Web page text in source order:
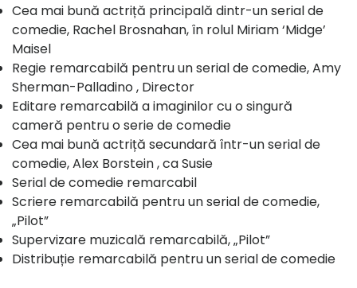
Cea mai bună actriță principală dintr-un serial de
comedie, Rachel Brosnahan, în rolul Miriam ‘Midge’
Maisel
Regie remarcabilă pentru un serial de comedie, Amy
Sherman-Palladino , Director
Editare remarcabilă a imaginilor cu o singură
cameră pentru o serie de comedie
Cea mai bună actriță secundară într-un serial de
comedie, Alex Borstein , ca Susie
Serial de comedie remarcabil
Scriere remarcabilă pentru un serial de comedie,
„Pilot”
Supervizare muzicală remarcabilă, „Pilot”
Distribuție remarcabilă pentru un serial de comedie